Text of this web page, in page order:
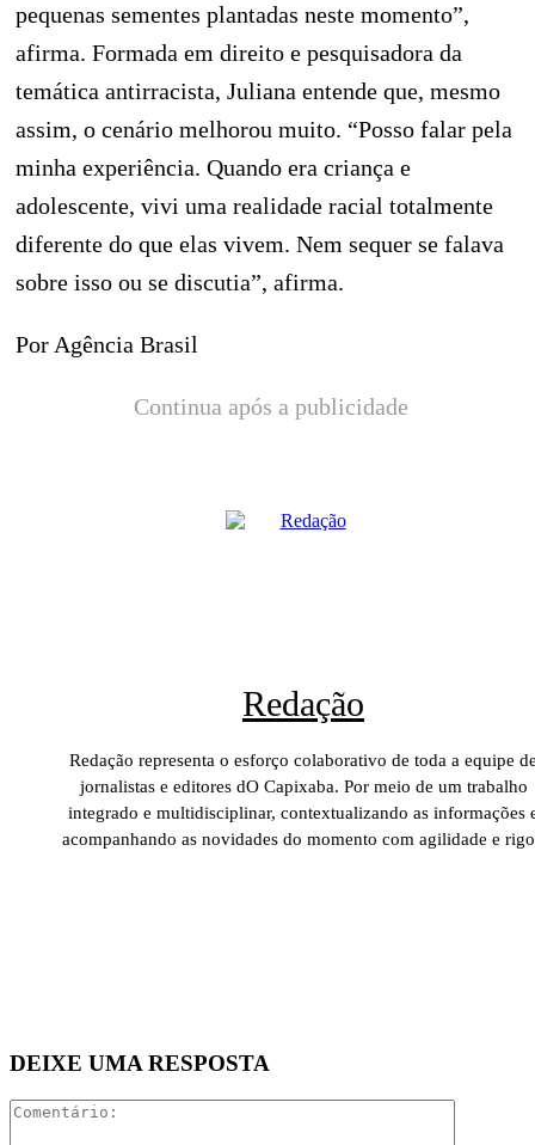
pequenas sementes plantadas neste momento”,
afirma. Formada em direito e pesquisadora da
temática antirracista, Juliana entende que, mesmo
assim, o cenário melhorou muito. “Posso falar pela
minha experiência. Quando era criança e
adolescente, vivi uma realidade racial totalmente
diferente do que elas vivem. Nem sequer se falava
sobre isso ou se discutia”, afirma.
Por Agência Brasil
Continua após a publicidade
Redação
Redação representa o esforço colaborativo de toda a equipe
jornalistas e editores dO Capixaba. Por meio de um trabalho
integrado e multidisciplinar, contextualizando as informações
acompanhando as novidades do momento com agilidade e
DEIXE UMA RESPOSTA